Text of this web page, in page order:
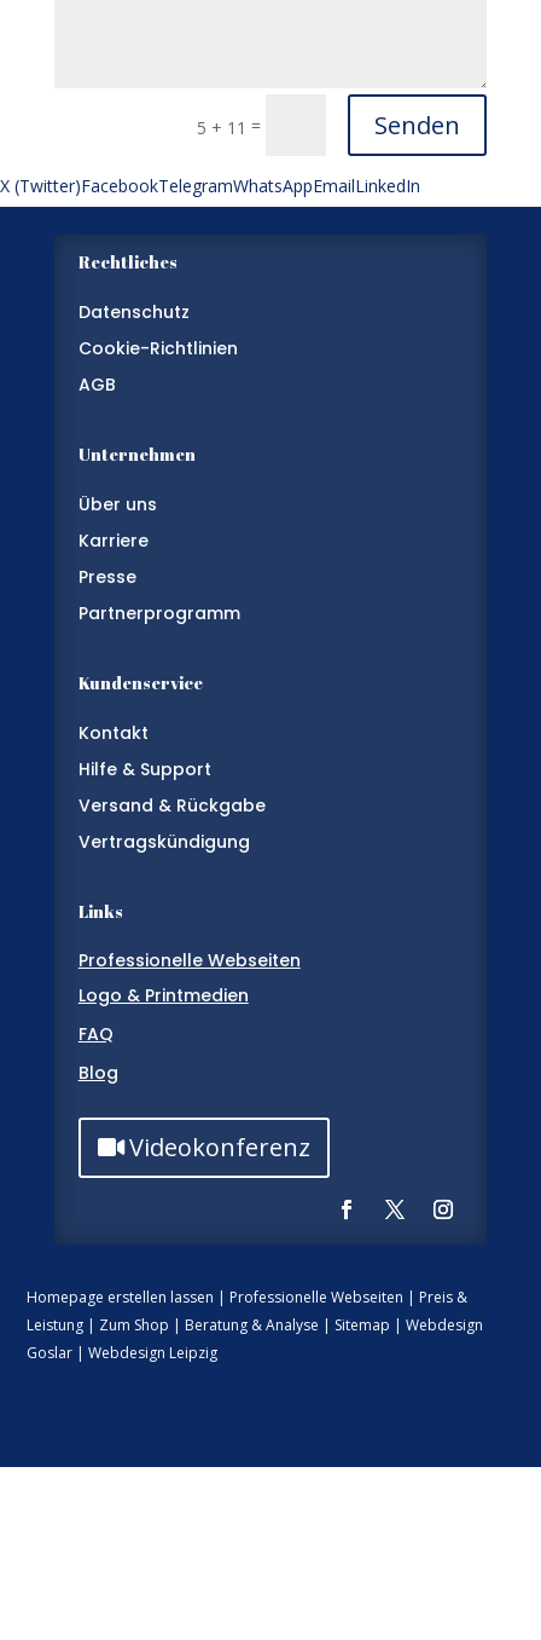
5 + 11 = Senden
X (Twitter)FacebookTelegramWhatsAppEmailLinkedIn
Rechtliches
Datenschutz
Cookie-Richtlinien
AGB
Unternehmen
Über uns
Karriere
Presse
Partnerprogramm
Kundenservice
Kontakt
Hilfe & Support
Versand & Rückgabe
Vertragskündigung
Links
Professionelle Webseiten
Logo & Printmedien
FAQ
Blog
Videokonferenz
Homepage erstellen lassen | Professionelle Webseiten | Preis &
Leistung | Zum Shop | Beratung & Analyse | Sitemap | Webdesign
Goslar| Webdesign Leipzig